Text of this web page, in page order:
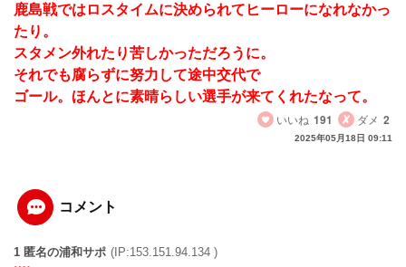
鹿島戦ではロスタイムに決められてヒーローになれなかっ
たり。
スタメン外れたり苦しかっただろうに。
それでも腐らずに努力して途中交代で
ゴール。ほんとに素晴らしい選手が来てくれたなって。
いいね 191 ダメ 2
2025年05月18日 09:11
コメント
1 匿名の浦和サポ (IP:153.151.94.134 )